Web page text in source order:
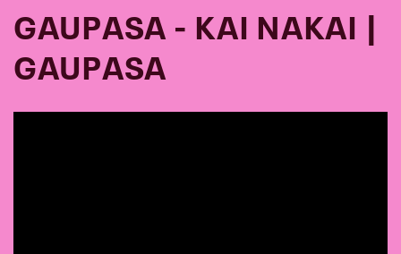
GAUPASA - KAI NAKAI |
GAUPASA